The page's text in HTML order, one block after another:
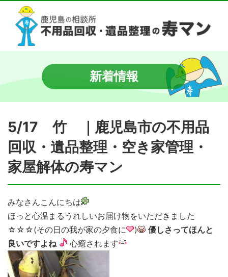
新着情報
5/17 竹 ｜鹿児島市の不用品
回収・遺品整理・空き家管理・
家屋解体の寿マン
みなさんこんにちは
ほっと心温まるうれしいお届け物をいただきました
☆☆☆(その日の我が家の夕食に
)
優しさってほんと
良いですよね
心癒されます